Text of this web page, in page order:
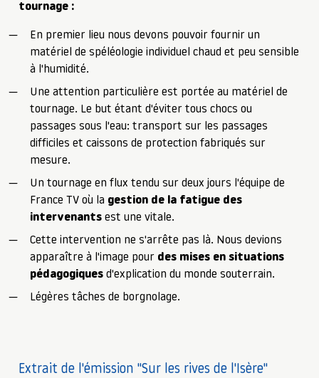
tournage :
En premier lieu nous devons pouvoir fournir un
matériel de spéléologie individuel chaud et peu sensible
à l'humidité.
Une attention particulière est portée au matériel de
tournage. Le but étant d'éviter tous chocs ou
passages sous l'eau: transport sur les passages
difficiles et caissons de protection fabriqués sur
mesure.
Un tournage en flux tendu sur deux jours l'équipe de
France TV où la gestion de la fatigue des
intervenants est une vitale.
Cette intervention ne s'arrête pas là. Nous devions
apparaître à l'image pour des mises en situations
pédagogiques d'explication du monde souterrain.
Légères tâches de borgnolage.
Extrait de l'émission "Sur les rives de l'Isère"